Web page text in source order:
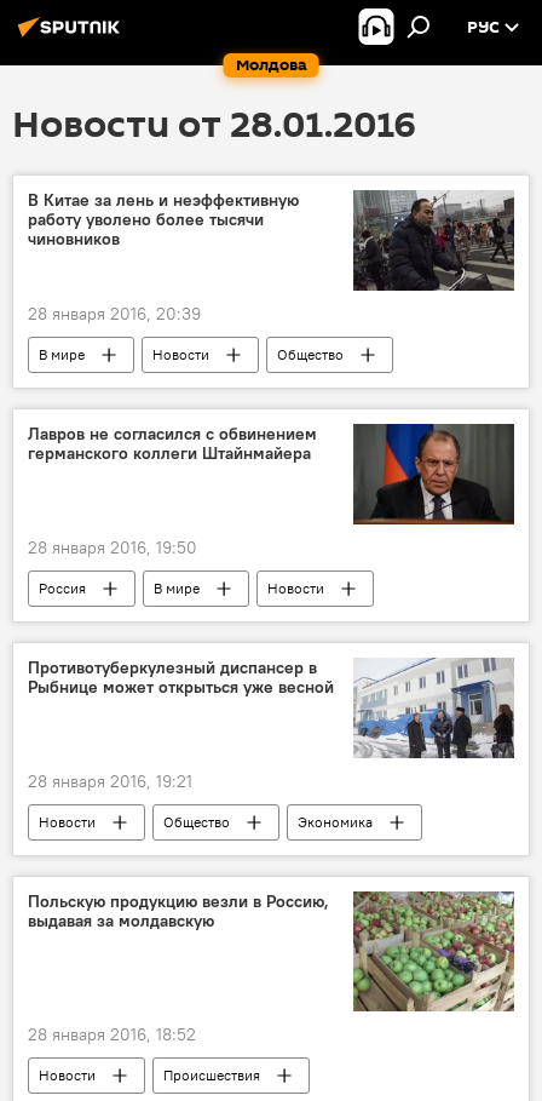
Молдова
РУС
Новости от 28.01.2016
В Китае за лень и неэффективную
работу уволено более тысячи
чиновников
28 января 2016, 20:39
В мире Новости
Общество
КНР
Госсовет КНР
проверка
отстранение
наказание
лень
Лавров не согласился с обвинением
германского коллеги Штайнмайера
28 января 2016, 19:50
Россия В мире
Новости
Общество
Россия
Германия
Франк-Вальтер Штайнмайер
Мартин Штельтнер
МИД РФ
Противотуберкулезный диспансер в
Рыбнице может открыться уже весной
28 января 2016, 19:21
Новости Общество
Экономика
В Молдове
Приднестровье
Рыбница
АНО "Евразийская интеграция"
Польскую продукцию везли в Россию,
выдавая за молдавскую
28 января 2016, 18:52
Новости
Происшествия